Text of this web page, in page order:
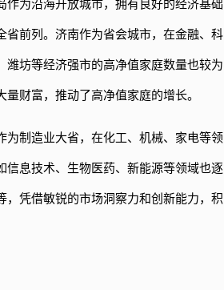
作为沿海开放城市，拥有良好的经济基础
省前列。济南作为省会城市，在金融、科
坊等经济强市的高净值家庭数量也较为
财富，推动了高净值家庭的增长。
为制造业大省，在化工、机械、家电等领
息技术、生物医药、新能源等领域也逐
凭借敏锐的市场洞察力和创新能力，积